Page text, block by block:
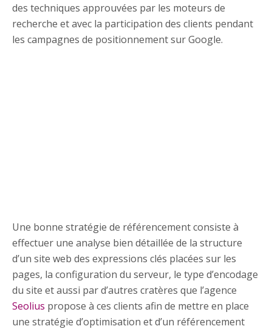
des techniques approuvées par les moteurs de
recherche et avec la participation des clients pendant
les campagnes de positionnement sur Google.
Une bonne stratégie de référencement consiste à
effectuer une analyse bien détaillée de la structure
d’un site web des expressions clés placées sur les
pages, la configuration du serveur, le type d’encodage
du site et aussi par d’autres cratères que l’agence
Seolius propose à ces clients afin de mettre en place
une stratégie d’optimisation et d’un référencement